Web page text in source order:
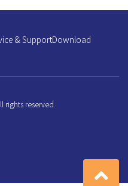
& SupportDownload
rights reserved.